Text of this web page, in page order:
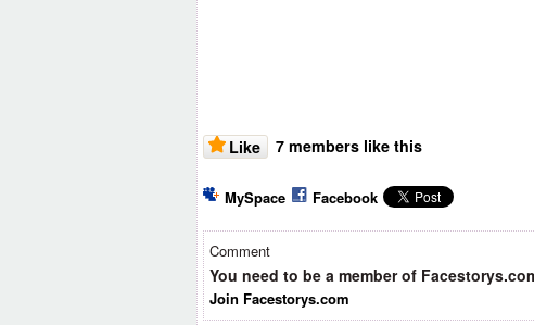
Like 7 members like this
MySpace Facebook
Comment
You need to be a member of
Join Facestorys.com